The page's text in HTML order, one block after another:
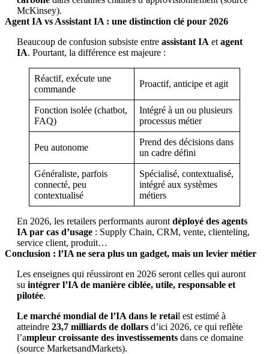
McKinsey).
Agent IA vs Assistant IA : une distinction clé pour 2026
Beaucoup de confusion subsiste entre assistant IA et agent
IA. Pourtant, la différence est majeure :
Réactif, exécute une
commande
Proactif, anticipe et agit
Fonction isolée (chatbot,
FAQ)
Intégré à un ou plusieurs
processus métier
Peu autonome
Prend des décisions dans
un cadre défini
Généraliste, parfois
connecté, peu
contextualisé
Spécialisé, contextualisé,
intégré aux systèmes
métiers
En 2026, les retailers performants auront déployé des agents
IA par cas d’usage : Supply Chain, CRM, vente, clienteling,
service client, produit…
Conclusion : l’IA ne sera plus un gadget, mais un levier métier
Les enseignes qui réussiront en 2026 seront celles qui auront
su intégrer l’IA de manière ciblée, utile, responsable et
pilotée.
Le marché mondial de l’IA dans le retail est estimé à
atteindre 23,7 milliards de dollars d’ici 2026, ce qui reflète
l’ampleur croissante des investissements dans ce domaine
(source MarketsandMarkets).